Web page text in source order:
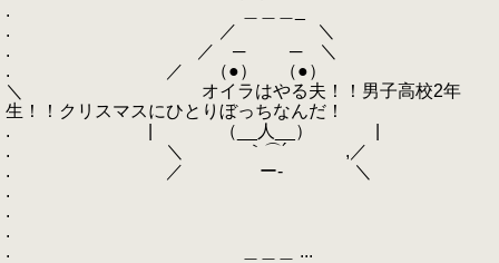
. ＿＿＿_
. ／ ＼
. ／ ─ ─ ＼
. ／ （●） （●）
＼ オイラはやる夫！！男子高校2年
生！！クリスマスにひとりぼっちなんだ！
. | （__人__） |
. ＼ ｀⌒´ ,／
. ／ ー‐ ＼
.
.
.
. ＿＿＿ ...